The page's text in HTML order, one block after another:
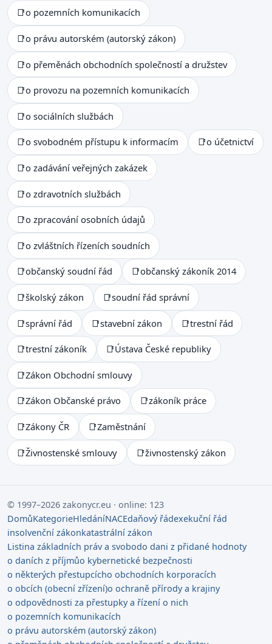
📑o pozemních komunikacích
📑o právu autorském (autorský zákon)
📑o přeměnách obchodních společností a družstev
📑o provozu na pozemních komunikacích
📑o sociálních službách
📑o svobodném přístupu k informacím 📑o účetnictví
📑o zadávání veřejných zakázek
📑o zdravotních službách
📑o zpracování osobních údajů
📑o zvláštních řízeních soudních
📑občanský soudní řád 📑občanský zákoník 2014
📑školský zákon 📑soudní řád správní
📑správní řád 📑stavební zákon 📑trestní řád
📑trestní zákoník 📑Ústava České republiky
📑Zákon Obchodní smlouvy
📑Zákon Občanské právo 📑zákoník práce
📑Zákony ČR 📑Zaměstnání
📑Živnostenské smlouvy 📑živnostenský zákon
© 1997–2026 zakonycr.eu · online: 123
DomůKategorieHledáníNACEdaňový řádexekuční řád
insolvenční zákonkatastrální zákon
Listina základních práv a svobodo dani z přidané hodnoty
o daních z příjmůo kybernetické bezpečnosti
o některých přestupcícho obchodních korporacích
o obcích (obecní zřízení)o ochraně přírody a krajiny
o odpovědnosti za přestupky a řízení o nich
o pozemních komunikacích
o právu autorském (autorský zákon)